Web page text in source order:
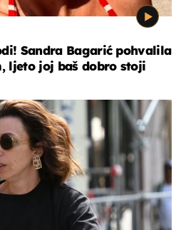
Sandra Bagarić pohvalila
ljeto joj baš dobro stoji